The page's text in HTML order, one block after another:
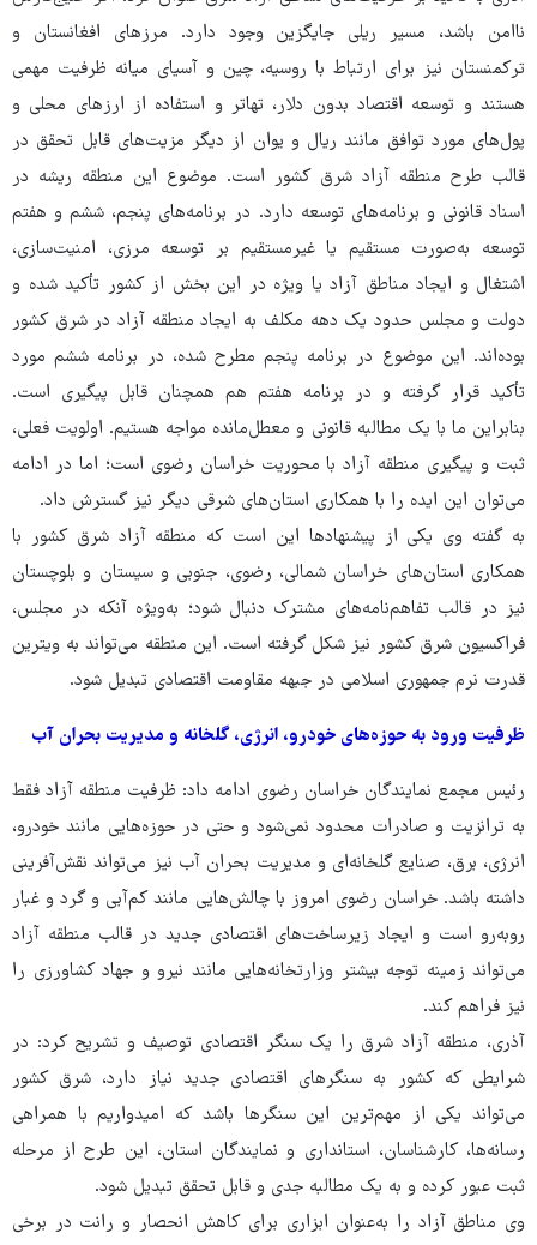
ناامن باشد، مسیر ریلی جایگزین وجود دارد. مرزهای افغانستان و
ترکمنستان نیز برای ارتباط با روسیه، چین و آسیای میانه ظرفیت مهمی
هستند و توسعه اقتصاد بدون دلار، تهاتر و استفاده از ارزهای محلی و
پول‌های مورد توافق مانند ریال و یوان از دیگر مزیت‌های قابل تحقق در
قالب طرح منطقه آزاد شرق کشور است. موضوع این منطقه ریشه در
اسناد قانونی و برنامه‌های توسعه دارد. در برنامه‌های پنجم، ششم و هفتم
توسعه به‌صورت مستقیم یا غیرمستقیم بر توسعه مرزی، امنیت‌سازی،
اشتغال و ایجاد مناطق آزاد یا ویژه در این بخش از کشور تأکید شده و
دولت و مجلس حدود یک دهه مکلف به ایجاد منطقه آزاد در شرق کشور
بوده‌اند. این موضوع در برنامه پنجم مطرح شده، در برنامه ششم مورد
تأکید قرار گرفته و در برنامه هفتم هم همچنان قابل پیگیری است.
بنابراین ما با یک مطالبه قانونی و معطل‌مانده مواجه هستیم. اولویت فعلی،
ثبت و پیگیری منطقه آزاد با محوریت خراسان رضوی است؛ اما در ادامه
می‌توان این ایده را با همکاری استان‌های شرقی دیگر نیز گسترش داد.
به گفته وی یکی از پیشنهادها این است که منطقه آزاد شرق کشور با
همکاری استان‌های خراسان شمالی، رضوی، جنوبی و سیستان و بلوچستان
نیز در قالب تفاهم‌نامه‌های مشترک دنبال شود؛ به‌ویژه آنکه در مجلس،
فراکسیون شرق کشور نیز شکل گرفته است. این منطقه می‌تواند به ویترین
قدرت نرم جمهوری اسلامی در جبهه مقاومت اقتصادی تبدیل شود.
ظرفیت ورود به حوزه‌های خودرو، انرژی، گلخانه و مدیریت بحران آب
رئیس مجمع نمایندگان خراسان رضوی ادامه داد: ظرفیت منطقه آزاد فقط
به ترانزیت و صادرات محدود نمی‌شود و حتی در حوزه‌هایی مانند خودرو،
انرژی، برق، صنایع گلخانه‌ای و مدیریت بحران آب نیز می‌تواند نقش‌آفرینی
داشته باشد. خراسان رضوی امروز با چالش‌هایی مانند کم‌آبی و گرد و غبار
روبه‌رو است و ایجاد زیرساخت‌های اقتصادی جدید در قالب منطقه آزاد
می‌تواند زمینه توجه بیشتر وزارتخانه‌هایی مانند نیرو و جهاد کشاورزی را
نیز فراهم کند.
آذری، منطقه آزاد شرق را یک سنگر اقتصادی توصیف و تشریح کرد: در
شرایطی که کشور به سنگرهای اقتصادی جدید نیاز دارد، شرق کشور
می‌تواند یکی از مهم‌ترین این سنگرها باشد که امیدواریم با همراهی
رسانه‌ها، کارشناسان، استانداری و نمایندگان استان، این طرح از مرحله
ثبت عبور کرده و به یک مطالبه جدی و قابل تحقق تبدیل شود.
وی مناطق آزاد را به‌عنوان ابزاری برای کاهش انحصار و رانت در برخی